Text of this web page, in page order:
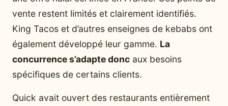
vente restent limités et clairement identifiés.
King Tacos et d’autres enseignes de kebabs ont
également développé leur gamme. La
concurrence s’adapte donc aux besoins
spécifiques de certains clients.
Quick avait ouvert des restaurants entièrement